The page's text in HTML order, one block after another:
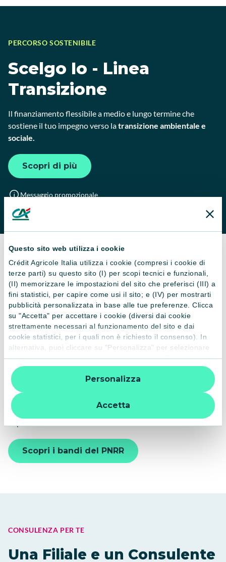
Questo sito web utilizza i cookie
Crédit Agricole Italia utilizza i cookie (compresi i cookie di
terze parti) su questo sito (I) per scopi tecnici e funzionali,
(II) memorizzare le impostazioni del sito che preferisci (III) a
fini statistici, per capire come usi il sito; e (IV) per mostrarti
pubblicità personalizzata in base alle tue preferenze. Clicca
su "Accetta" per accettare i cookie (diversi dai cookie
strettamente necessari al funzionamento del sito e dai
cookie statistici, per i quali non è richiesto il consenso). In
alternativa, puoi cliccare su "Personalizza" per selezionare
le categorie di cookie che desideri accettare. Cliccando sulla
“X” le impostazioni predefinite vengono lasciate invariate e
quindi la navigazione può continuare senza cookie o altri
strumenti di tracciamento diversi da quelli tecnici. Per
ulteriori informazioni:
informativa privacy
Accetta
Personalizza
PERCORSO SOSTENIBILE
Scelgo Io - Linea
Transizione
Il finanziamento flessibile a medio e lungo termine che
sostiene il tuo impegno verso latransizione ambientale e
sociale.
Scopri di più
Messaggio promozionale
PNRR E CRÉDIT AGRICOLE ITALIA
Consulenza
personalizzata e
partnership
Crédit Agricole Italiavuole rivestire un ruolo di primo piano
asupporto del Piano Nazionale di Ripresa e Resilienza
(PNRR)
disposizione 10 miliardi di finanziamenti
transizione verde e della trasformazione digitale delle
Scopri i bandi del PNRR
CONSULENZA PER TE
Una Filiale e un Consulente